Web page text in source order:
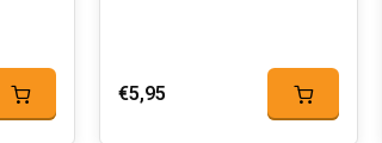
€5,95